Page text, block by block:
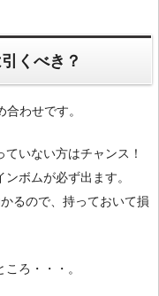
くべき？
わせです。
いない方はチャンス！
ボムが必ず出ます。
るので、持っておいて損
ろ・・・。